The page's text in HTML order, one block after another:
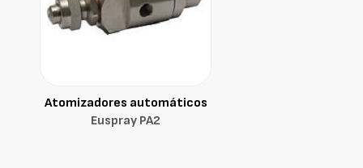
Atomizadores automáticos
Euspray PA2